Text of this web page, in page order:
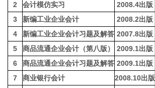
2
会计模仿实习 2008.4出版
3
新编工业企业会计 2008.2出版
4
新编工业企业会计习题及解答 2007.8出版
5
商品流通企业会计（第八版） 2009.1出版
6
商品流通企业会计习题及解答 2009.1出版
7
商业银行会计 2008.10出版